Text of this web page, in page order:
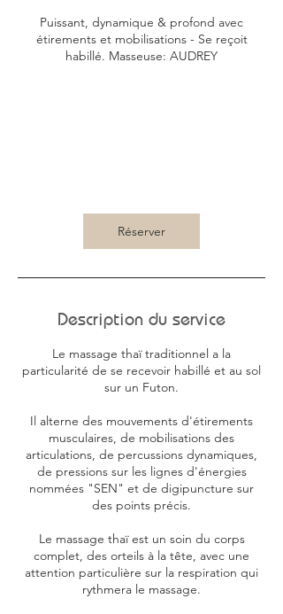
Puissant, dynamique & profond avec
étirements et mobilisations - Se reçoit
habillé. Masseuse: AUDREY
Réserver
Description du service
Le massage thaï traditionnel a la
particularité de se recevoir habillé et au sol
sur un Futon.
Il alterne des mouvements d'étirements
musculaires, de mobilisations des
articulations, de percussions dynamiques,
de pressions sur les lignes d'énergies
nommées "SEN" et de digipuncture sur
des points précis.
Le massage thaï est un soin du corps
complet, des orteils à la tête, avec une
attention particulière sur la respiration qui
rythmera le massage.